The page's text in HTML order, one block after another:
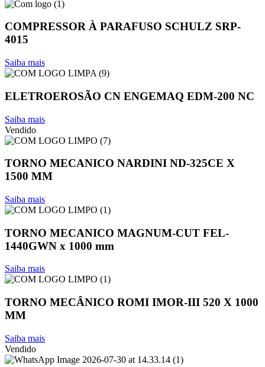
COMPRESSOR À PARAFUSO SCHULZ SRP-
4015
Saiba mais
ELETROEROSÃO CN ENGEMAQ EDM-200 NC
Saiba mais
Vendido
TORNO MECANICO NARDINI ND-325CE X
1500 MM
Saiba mais
TORNO MECANICO MAGNUM-CUT FEL-
1440GWN x 1000 mm
Saiba mais
TORNO MECÂNICO ROMI IMOR-III 520 X 1000
MM
Saiba mais
Vendido